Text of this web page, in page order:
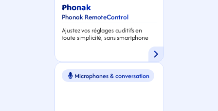
Phonak
Phonak RemoteControl
Ajustez vos réglages auditifs en
toute simplicité, sans smartphone
Microphones & conversation